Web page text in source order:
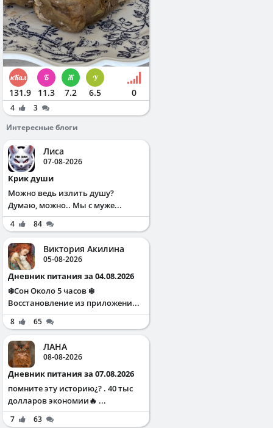
131.9 11.3 7.2 6.5 0
4
3
Интересные блоги
Лиса
07-08-2026
Крик души
Можно ведь излить душу?
Думаю, можно.. Мы с муже...
4 84
Виктория Акилина
05-08-2026
Дневник питания за 04.08.2026
❄️Сон Около 5 часов ❄️
Восстановление из приложени...
8 65
ЛАНА
08-08-2026
Дневник питания за 07.08.2026
помните эту историю¿? . 40 тыс
долларов экономии🔥 ...
7 63